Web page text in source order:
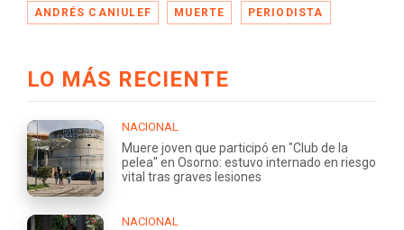
ANDRÉS CANIULEF MUERTE PERIODISTA
LO MÁS RECIENTE
NACIONAL
Muere joven que participó en "Club de la
pelea" en Osorno: estuvo internado en riesgo
vital tras graves lesiones
NACIONAL